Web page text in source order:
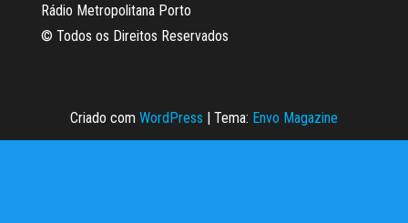
Rádio Metropolitana Porto
© Todos os Direitos Reservados
Criado com WordPress | Tema: Envo Magazine